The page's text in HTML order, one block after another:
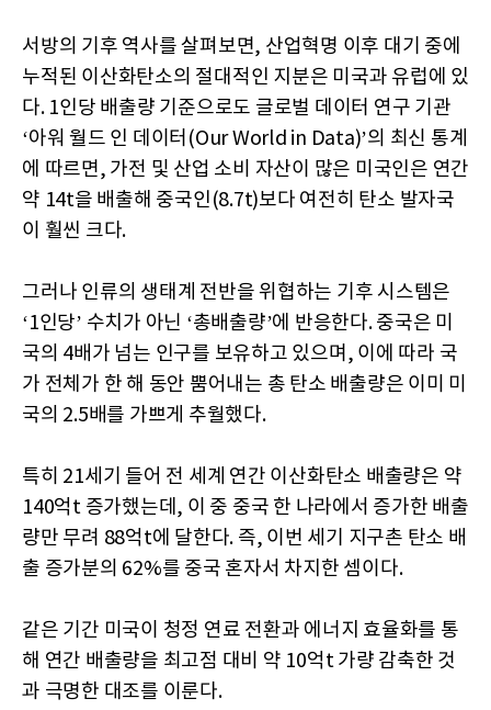
서방의 기후 역사를 살펴보면, 산업혁명 이후 대기 중에
누적된 이산화탄소의 절대적인 지분은 미국과 유럽에 있
다. 1인당 배출량 기준으로도 글로벌 데이터 연구 기관
‘아워 월드 인 데이터(Our World in Data)’의 최신 통계
에 따르면, 가전 및 산업 소비 자산이 많은 미국인은 연간
약 14t을 배출해 중국인(8.7t)보다 여전히 탄소 발자국
이 훨씬 크다.
그러나 인류의 생태계 전반을 위협하는 기후 시스템은
‘1인당’ 수치가 아닌 ‘총배출량’에 반응한다. 중국은 미
국의 4배가 넘는 인구를 보유하고 있으며, 이에 따라 국
가 전체가 한 해 동안 뿜어내는 총 탄소 배출량은 이미 미
국의 2.5배를 가쁘게 추월했다.
특히 21세기 들어 전 세계 연간 이산화탄소 배출량은 약
140억t 증가했는데, 이 중 중국 한 나라에서 증가한 배출
량만 무려 88억t에 달한다. 즉, 이번 세기 지구촌 탄소 배
출 증가분의 62%를 중국 혼자서 차지한 셈이다.
같은 기간 미국이 청정 연료 전환과 에너지 효율화를 통
해 연간 배출량을 최고점 대비 약 10억t 가량 감축한 것
과 극명한 대조를 이룬다.